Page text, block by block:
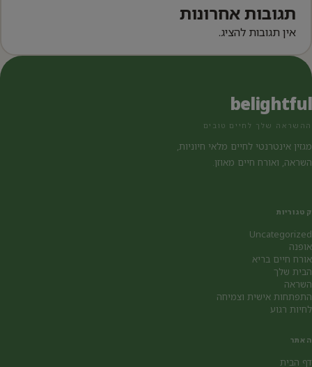
תגובות אחרונות
אין תגובות להציג.
belightful
ההשראה שלך לחיים טובים
מגזין אינטרנטי לחיים מלאי חיוניות,
השראה, ואורח חיים מאוזן.
קטגוריות
Uncategorized
אופנה
אורח חיים בריא
הבית שלך
השראה
התפתחות אישית וצמיחה
לחיות רגוע
האתר
דף הבית